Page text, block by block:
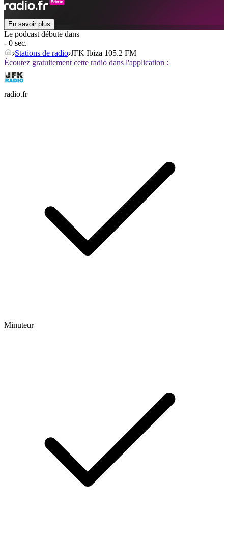
En savoir plus
Le podcast débute dans
- 0 sec.
Stations de radio JFK Ibiza 105.2 FM
Écoutez gratuitement cette radio dans l'application :
radio.fr
Minuteur